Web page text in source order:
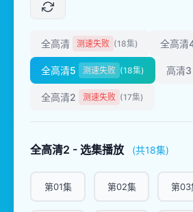
全高清 测速失败 (18集) 全高清
全高清5 测速失败 (18集) 高清3
全高清2 测速失败 (17集)
全高清2 - 选集播放 (共18集)
第01集 第02集 第03